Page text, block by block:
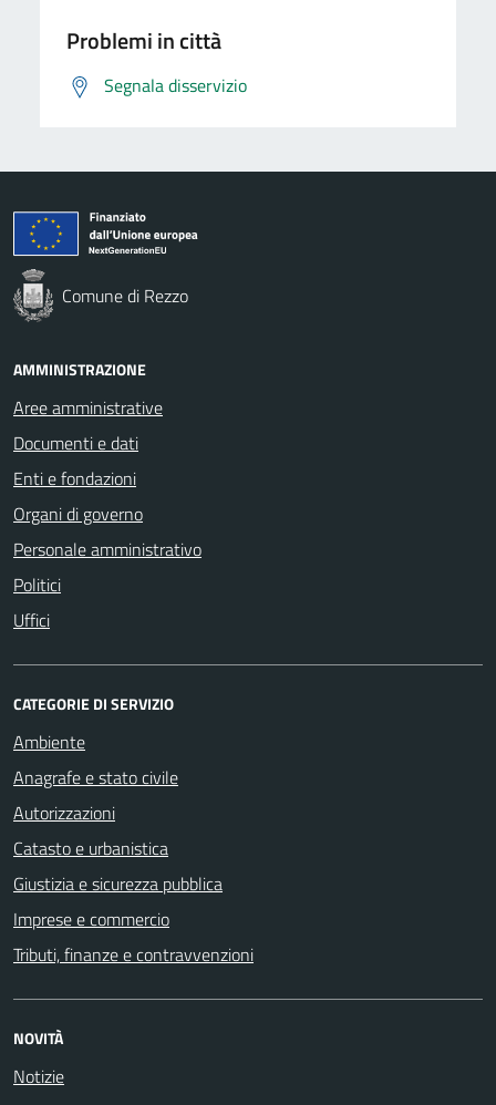
Problemi in città
Segnala disservizio
Comune di Rezzo
AMMINISTRAZIONE
Aree amministrative
Documenti e dati
Enti e fondazioni
Organi di governo
Personale amministrativo
Politici
Uffici
CATEGORIE DI SERVIZIO
Ambiente
Anagrafe e stato civile
Autorizzazioni
Catasto e urbanistica
Giustizia e sicurezza pubblica
Imprese e commercio
Tributi, finanze e contravvenzioni
NOVITÀ
Notizie